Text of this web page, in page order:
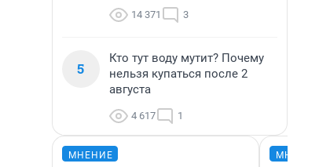
14 371 3
5
Кто тут воду мутит? Почему
нельзя купаться после 2
августа
4 617 1
МНЕНИЕ